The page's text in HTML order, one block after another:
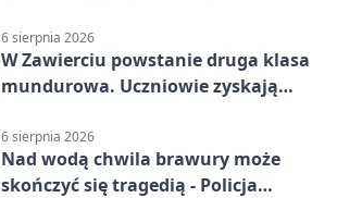
6 sierpnia 2026
W Zawierciu powstanie druga klasa
mundurowa. Uczniowie zyskają
6 sierpnia 2026
Nad wodą chwila brawury może
skończyć się tragedią - Policja